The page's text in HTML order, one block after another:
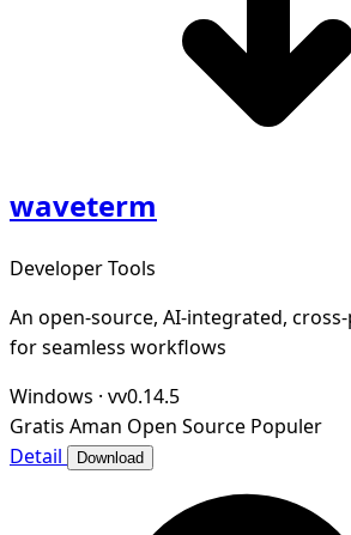
waveterm
Developer Tools
An open-source, AI-integrated,
for seamless workflows
Windows · vv0.14.5
Gratis Aman Open Source Populer
Detail
Download